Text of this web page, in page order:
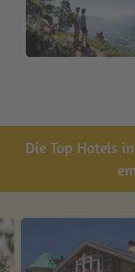
Die Top Hotels